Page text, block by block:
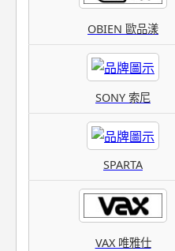
OBIEN 歐品漾
SONY 索尼
SPARTA
VAX 唯雅仕